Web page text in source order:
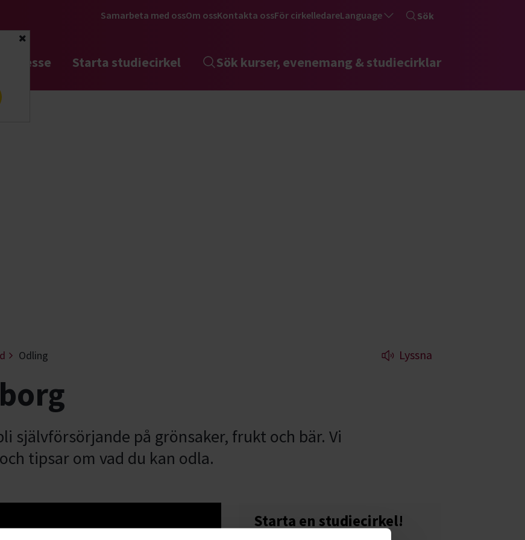
Stäng
Samarbeta med ossOm ossKontakta ossFör cirkelledareLanguage Sök
Starta studiecirkel Sök kurser, evenemang & studiecirklar
Odling Lyssna
självförsörjande på grönsaker, frukt och bär. Vi
tipsar om vad du kan odla.
Starta en studiecirkel!